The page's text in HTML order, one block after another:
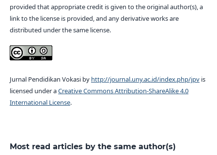
provided that appropriate credit is given to the original author(s), a
link to the license is provided, and any derivative works are
distributed under the same license.
Jurnal Pendidikan Vokasi by http://journal.uny.ac.id/index.php/jpvis
licensed under aCreative Commons Attribution-ShareAlike 4.0
International License.
Most read articles by the same author(s)